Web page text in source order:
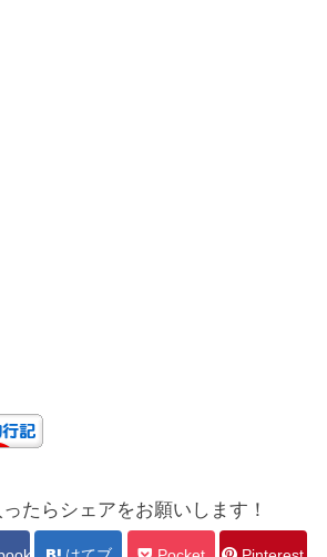
たらシェアをお願いします！